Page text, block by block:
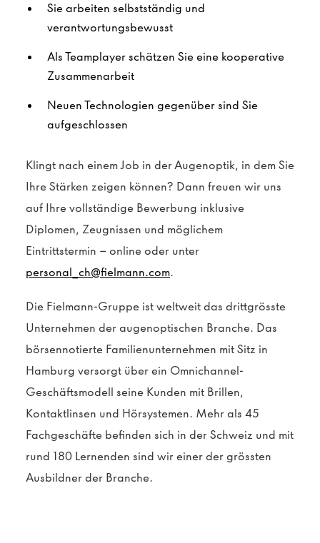
Sie arbeiten selbstständig und
verantwortungsbewusst
Als Teamplayer schätzen Sie eine kooperative
Zusammenarbeit
Neuen Technologien gegenüber sind Sie
aufgeschlossen
Klingt nach einem Job in der Augenoptik, in dem Sie
Ihre Stärken zeigen können? Dann freuen wir uns
auf Ihre vollständige Bewerbung inklusive
Diplomen, Zeugnissen und möglichem
Eintrittstermin – online oder unter
personal_ch@fielmann.com.
Die Fielmann-Gruppe ist weltweit das drittgrösste
Unternehmen der augenoptischen Branche. Das
börsennotierte Familienunternehmen mit Sitz in
Hamburg versorgt über ein Omnichannel-
Geschäftsmodell seine Kunden mit Brillen,
Kontaktlinsen und Hörsystemen. Mehr als 45
Fachgeschäfte befinden sich in der Schweiz und mit
rund 180 Lernenden sind wir einer der grössten
Ausbildner der Branche.